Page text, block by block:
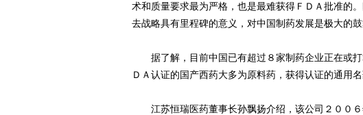
术和质量要求最为严格，也是最难获得ＦＤＡ批准的
去战略具有里程碑的意义，对中国制药发展是极大的鼓
据了解，目前中国已有超过８家制药企业正在或打
ＤＡ认证的国产西药大多为原料药，获得认证的通用
江苏恒瑞医药董事长孙飘扬介绍，该公司２００６